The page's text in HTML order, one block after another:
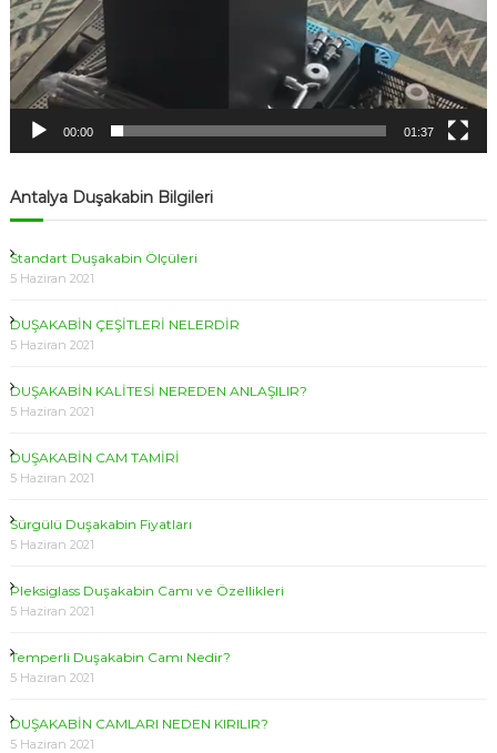
00:00 01:37
Antalya Duşakabin Bilgileri
Standart Duşakabin Ölçüleri
5 Haziran 2021
DUŞAKABİN ÇEŞİTLERİ NELERDİR
5 Haziran 2021
DUŞAKABİN KALİTESİ NEREDEN ANLAŞILIR?
5 Haziran 2021
DUŞAKABİN CAM TAMİRİ
5 Haziran 2021
Sürgülü Duşakabin Fiyatları
5 Haziran 2021
Pleksiglass Duşakabin Camı ve Özellikleri
5 Haziran 2021
Temperli Duşakabin Camı Nedir?
5 Haziran 2021
DUŞAKABİN CAMLARI NEDEN KIRILIR?
5 Haziran 2021